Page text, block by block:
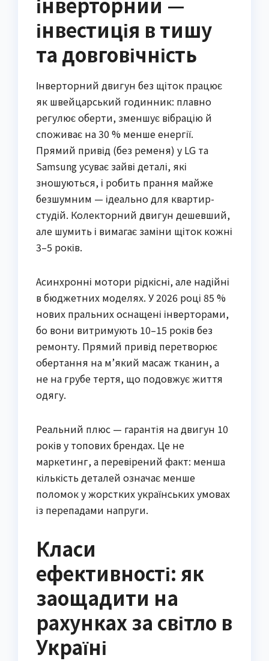
інвестиція в тишу
та довговічність
Інверторний двигун без щіток працює
як швейцарський годинник: плавно
регулює оберти, зменшує вібрацію й
споживає на 30 % менше енергії.
Прямий привід (без ременя) у LG та
Samsung усуває зайві деталі, які
зношуються, і робить прання майже
безшумним — ідеально для квартир-
студій. Колекторний двигун дешевший,
але шумить і вимагає заміни щіток кожні
3–5 років.
Асинхронні мотори рідкісні, але надійні
в бюджетних моделях. У 2026 році 85 %
нових пральних оснащені інверторами,
бо вони витримують 10–15 років без
ремонту. Прямий привід перетворює
обертання на м’який масаж тканин, а
не на грубе тертя, що подовжує життя
одягу.
Реальний плюс — гарантія на двигун 10
років у топових брендах. Це не
маркетинг, а перевірений факт: менша
кількість деталей означає менше
поломок у жорстких українських умовах
із перепадами напруги.
Класи
ефективності: як
заощадити на
рахунках за світло в
Україні